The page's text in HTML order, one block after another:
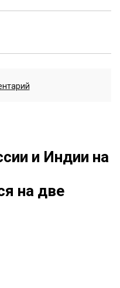
и Индии на
на две